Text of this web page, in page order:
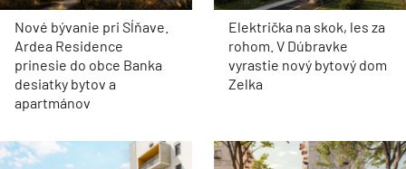
Nové bývanie pri Sĺňave.
Ardea Residence
prinesie do obce Banka
desiatky bytov a
apartmánov
Električka na skok, les za
rohom. V Dúbravke
vyrastie nový bytový dom
Zelka